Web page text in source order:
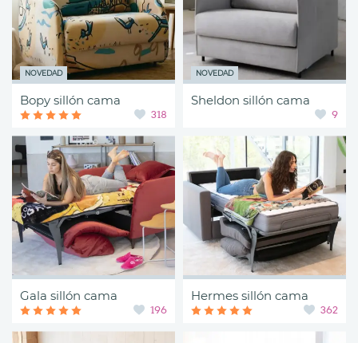
NOVEDAD
Bopy sillón cama
318
NOVEDAD
Sheldon sillón cama
9
Gala sillón cama
196
Hermes sillón cama
362